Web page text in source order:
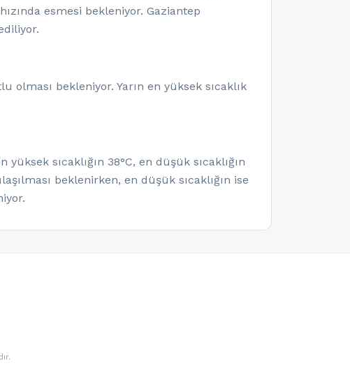
esmesi bekleniyor. Gaziantep
bekleniyor. Yarın en yüksek sıcaklık
sıcaklığın 38°C, en düşük sıcaklığın
beklenirken, en düşük sıcaklığın ise